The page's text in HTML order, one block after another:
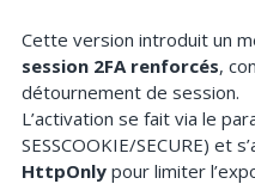
Cette version introduit un
session 2FA renforcés,
détournement de session.
L’activation se fait via le
SESSCOOKIE/SECURE) et
HttpOnly pour limiter